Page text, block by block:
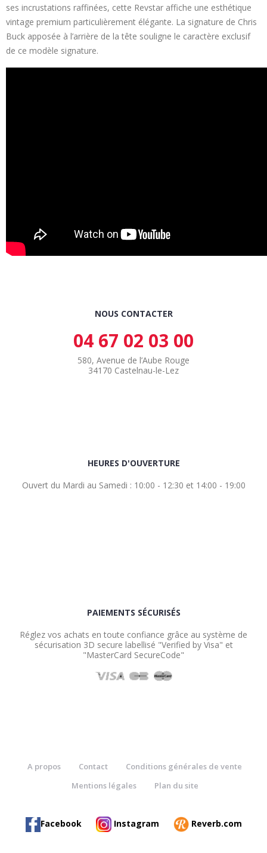
ses incrustations raffinées, cette Revstar affiche une esthétique
vintage premium particulièrement élégante. La signature de Chris
Buck apposée à l’arrière de la tête souligne le caractère exclusif
de ce modèle signature.
NOUS CONTACTER
04 67 02 03 00
580, Avenue de l’Aube Rouge
34170 Castelnau-le-Lez
HEURES D'OUVERTURE
Ouvert du Mardi au Samedi : 10:00 - 12:30 et 14:00 - 19:00
PAIEMENTS SÉCURISÉS
Réglez vos achats en toute confiance grâce au système de
sécurisation 3D secure labellisé "Verified by Visa" et
"MasterCard SecureCode"
A propos Contact
Conditions générales de vente
Mentions légales
Plan du site
Facebook Instagram Reverb.com